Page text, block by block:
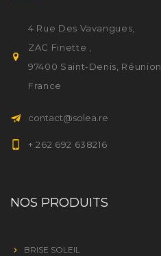
4 Rue Des Vavangues,
ZAC Finette ,
97400 Saint-Denis, Réunion
France
contact@solea.re
+ 262 692 638216
NOS PRODUITS
BRISE SOLEIL